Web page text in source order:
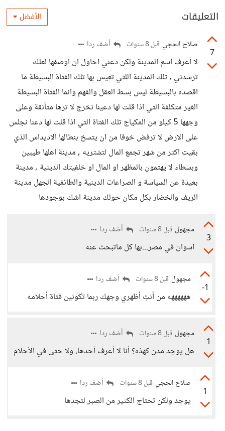
التعليقات الأفضل
7
صلاح الحجي قبل 8 سنوات أضف ردا
لا أعرف اسم المدينة ولكن دعني احاول ان اوصفها لعلك
ترشدني , تلك المدينة اللتي تعيش بها تلك الفتاة البسيطة ما
اقصده بالبسيطة ليس بسط العقل والفهم وانما الفتاة البسيطة
الغير متكلفة التي اذا قلت لها دعينا نخرج لا ترها متأنقة وعلى
وجهها 5 كيلو من المكياج تلك الفتاة التي اذا قلت لها دعنا نجلس
على الارض لا ترفض خوفا من ان يتسخ بنطالها الاديداس الذي
بقيت اكثر من شهر تجمع المال لتشتريه , مدينة اهلها طيبين
وبسطاء لا يهتمون بالمظهر او المال او خلفيتك الدينية , مدينة
بعيدة عن السياسة و الصراعات الدينية والطائفية الجهل مدينة
الريف والخضار بكل مكان حولك مدينة اشك بوجودها
3
مجهول قبل 8 سنوات أضف ردا
اسوان في مصر...بها كل ماتبحث عنه
-1
مجهول قبل 8 سنوات أضف ردا
ههههههه من أنتِ أظهري وجهك ربما تكونين فتاة أحلامه
1
مجهول قبل 8 سنوات أضف ردا
هل يوجد مدن كهذه؟ أنا لا أعرف أحدها، ولا حتى في الأحلام
1
صلاح الحجي قبل 8 سنوات أضف ردا
يوجد ولكن تحتاج الكثير من الصبر لتجدها